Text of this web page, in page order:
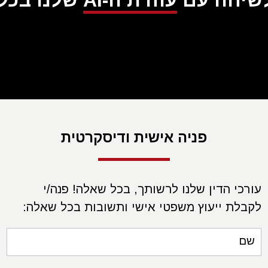
פניה אישית ודיסקרטית
עורכי הדין שלנו לרשותך, בכל שאלה! פנה/י
לקבלת ייעוץ משפטי אישי ותשובות בכל שאלה:
שם